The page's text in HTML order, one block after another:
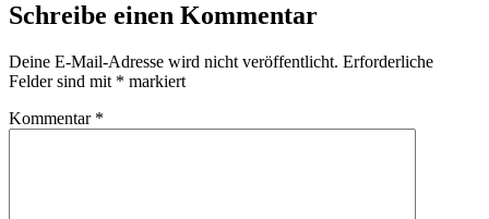
Schreibe einen Kommentar
Deine E-Mail-Adresse wird nicht veröffentlicht. Erforderliche
Felder sind mit * markiert
Kommentar *